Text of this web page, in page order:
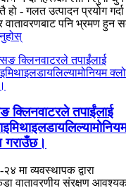
हो - गलत उत्पादन प्रयोग गर्दा
वातावरणबाट पनि भ्रमण हुन
क्लिनवाटरले तपाईंलाई
गराउँछ।
मा व्यवस्थापक द्वारा
वातावरणीय संरक्षण